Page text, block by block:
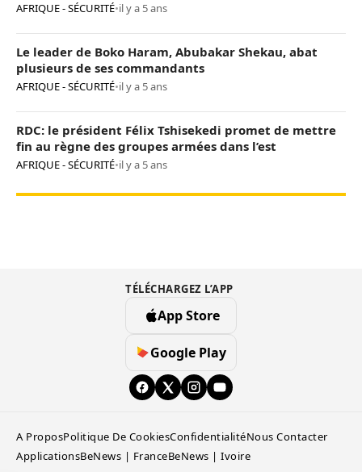
AFRIQUE - SÉCURITÉ•il y a 5 ans
Le leader de Boko Haram, Abubakar Shekau, abat
plusieurs de ses commandants
AFRIQUE - SÉCURITÉ•il y a 5 ans
RDC: le président Félix Tshisekedi promet de mettre
fin au règne des groupes armées dans l’est
AFRIQUE - SÉCURITÉ•il y a 5 ans
TÉLÉCHARGEZ L’APP
App Store
Google Play
A ProposPolitique De CookiesConfidentialitéNous Contacter
ApplicationsBeNews | FranceBeNews | Ivoire